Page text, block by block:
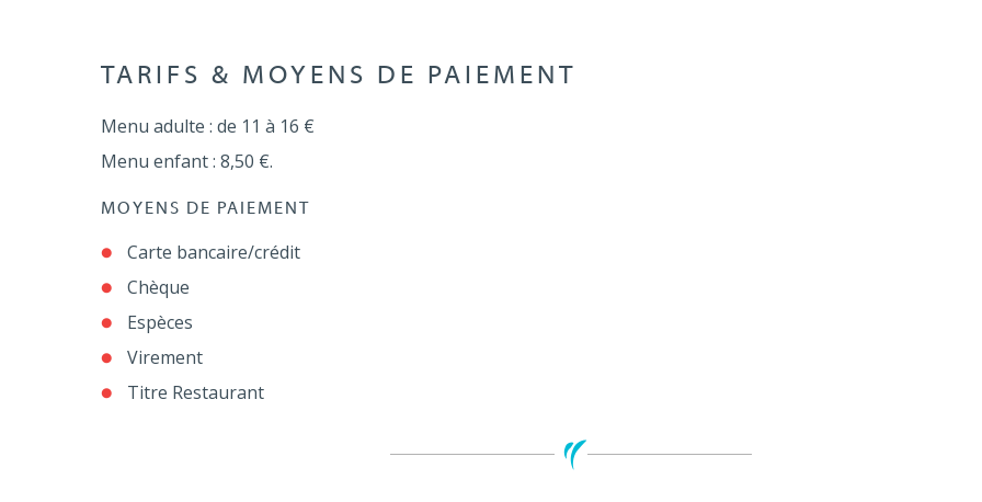
TARIFS & MOYENS DE PAIEMENT
Menu adulte : de 11 à 16 €
Menu enfant : 8,50 €.
MOYENS DE PAIEMENT
Carte bancaire/crédit
Chèque
Espèces
Virement
Titre Restaurant